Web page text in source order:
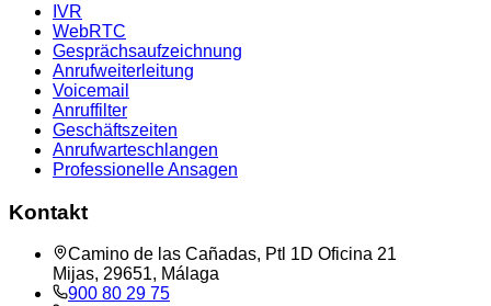
IVR
WebRTC
Gesprächsaufzeichnung
Anrufweiterleitung
Voicemail
Anruffilter
Geschäftszeiten
Anrufwarteschlangen
Professionelle Ansagen
Kontakt
Camino de las Cañadas, Ptl 1D Oficina 21
Mijas, 29651, Málaga
900 80 29 75